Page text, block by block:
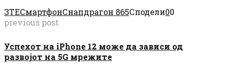
ЗТЕСмартфонСнапдрагон 865Сподели00
previous post
Успехот на iPhone 12 може да зависи од
развојот на 5G мрежите